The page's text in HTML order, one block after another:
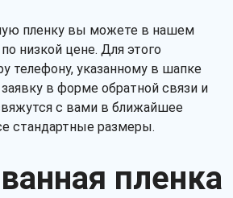
пленку вы можете в нашем
низкой цене. Для этого
телефону, указанному в шапке
в форме обратной связи и
с вами в ближайшее
стандартные размеры.
пленка